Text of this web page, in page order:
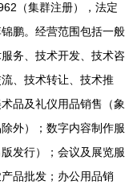
（集群注册），法定
鹏。经营范围包括一般
务、技术开发、技术咨
、技术转让、技术推
品及礼仪用品销售（象
外）；数字内容制作服
发行）；会议及展览服
品批发；办公用品销